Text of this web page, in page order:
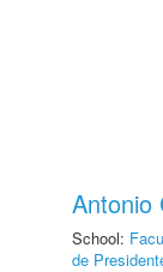
Antonio
School:
de